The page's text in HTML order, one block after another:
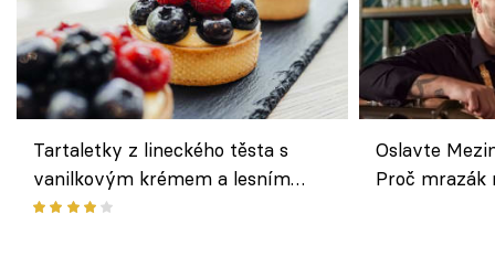
Tartaletky z lineckého těsta s
vanilkovým krémem a lesním
ovocem podle Bread Society
Oslavte
Proč